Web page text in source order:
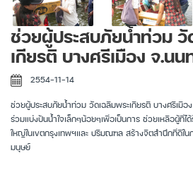
ช่วยผู้ประสบภัยน้ำท่วม วั
เกียรติ บางศรีเมือง จ.นน
2554-11-14
ช่วยผู้ประสบภัยน้ำท่วม วัดเฉลิมพระเกียรติ บางศรีเมื
ร่วมแบ่งปันน้ำใจเล็กๆน้อยๆเพื่อเป็นการ ช่วยเหลือผู้ที่
ใหญ่ในเขตกรุงเทพฯและ ปริมณฑล สร้างจิตสำนึกที่ดีใน
มนุษย์